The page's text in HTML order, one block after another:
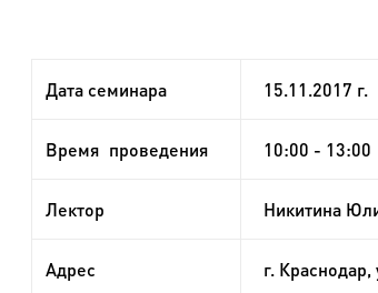
Дата семинара 15.11.2017 г.
Время проведения 10:00 - 13:00
Лектор Никитина
Адрес г. Краснодар,